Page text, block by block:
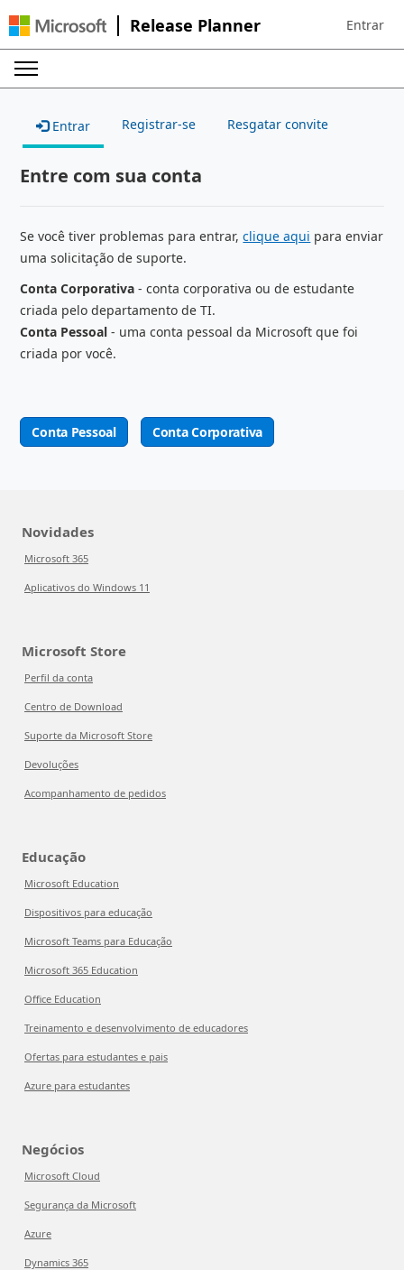
Release Planner Sign in to
Entrar
Entrar Registrar-se Resgatar convite
Entre com sua conta
Se você tiver problemas para entrar,clique aqui para enviar
uma solicitação de suporte.
Conta Corporativa - conta corporativa ou de estudante
criada pelo departamento de TI.
Conta Pessoal - uma conta pessoal da Microsoft que foi
criada por você.
Conta Pessoal Conta Corporativa
Novidades
Microsoft 365
Aplicativos do Windows 11
Microsoft Store
Perfil da conta
Centro de Download
Suporte da Microsoft Store
Devoluções
Acompanhamento de pedidos
Educação
Microsoft Education
Dispositivos para educação
Microsoft Teams para Educação
Microsoft 365 Education
Office Education
Treinamento e desenvolvimento de educadores
Ofertas para estudantes e pais
Azure para estudantes
Negócios
Microsoft Cloud
Segurança da Microsoft
Azure
Dynamics 365